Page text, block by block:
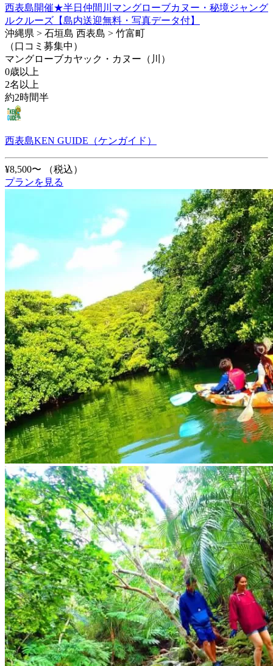
西表島開催★半日仲間川マングローブカヌー・秘境ジャング
ルクルーズ【島内送迎無料・写真データ付】
沖縄県 > 石垣島 西表島 > 竹富町
（口コミ募集中）
マングローブカヤック・カヌー（川）
0歳以上
2名以上
約2時間半
西表島KEN GUIDE（ケンガイド）
¥8,500〜
（税込）
プランを見る